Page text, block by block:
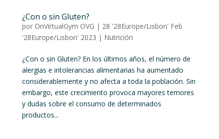
¿Con o sin Gluten?
por OnVirtualGym OVG | 28 '28Europe/Lisbon' Feb
'28Europe/Lisbon' 2023 | Nutrición
¿Con o sin Gluten? En los últimos años, el número de
alergias e intolerancias alimentarias ha aumentado
considerablemente y no afecta a toda la población. Sin
embargo, este crecimiento provoca mayores temores
y dudas sobre el consumo de determinados
productos...